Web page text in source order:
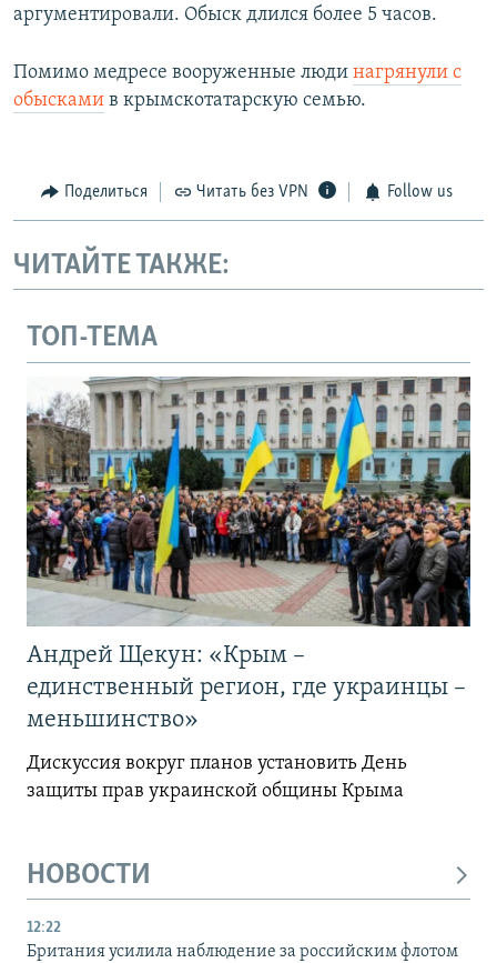
аргументировали. Обыск длился более 5 часов.
Помимо медресе вооруженные люди нагрянули с
обысками в крымскотатарскую семью.
Поделиться Читать без VPN Follow us
ЧИТАЙТЕ ТАКЖЕ:
ТОП-ТЕМА
Андрей Щекун: «Крым –
единственный регион, где украинцы –
меньшинство»
Дискуссия вокруг планов установить День
защиты прав украинской общины Крыма
НОВОСТИ
12:22
Британия усилила наблюдение за российским флотом